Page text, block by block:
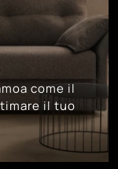
come il
il tuo